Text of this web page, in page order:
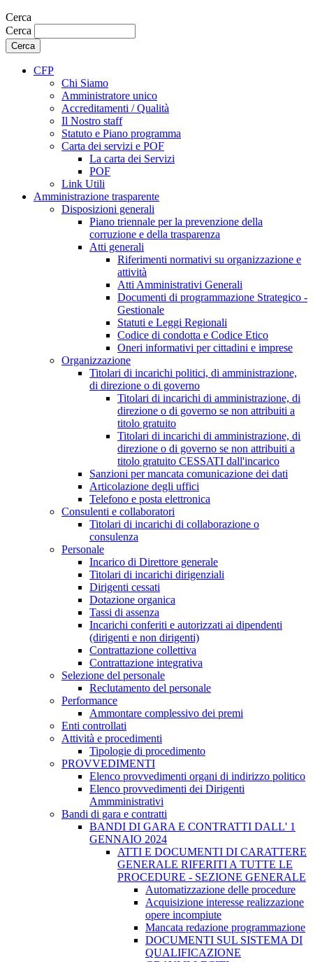
Cerca
Cerca
CFP
Chi Siamo
Amministratore unico
Accreditamenti / Qualità
Il Nostro staff
Statuto e Piano programma
Carta dei servizi e POF
La carta dei Servizi
POF
Link Utili
Amministrazione trasparente
Disposizioni generali
Piano triennale per la prevenzione della
corruzione e della trasparenza
Atti generali
Riferimenti normativi su organizzazione e
attività
Atti Amministrativi Generali
Documenti di programmazione Strategico -
Gestionale
Statuti e Leggi Regionali
Codice di condotta e Codice Etico
Oneri informativi per cittadini e imprese
Organizzazione
Titolari di incarichi politici, di amministrazione,
di direzione o di governo
Titolari di incarichi di amministrazione, di
direzione o di governo se non attribuiti a
titolo gratuito
Titolari di incarichi di amministrazione, di
direzione o di governo se non attribuiti a
titolo gratuito CESSATI dall'incarico
Sanzioni per mancata comunicazione dei dati
Articolazione degli uffici
Telefono e posta elettronica
Consulenti e collaboratori
Titolari di incarichi di collaborazione o
consulenza
Personale
Incarico di Direttore generale
Titolari di incarichi dirigenziali
Dirigenti cessati
Dotazione organica
Tassi di assenza
Incarichi conferiti e autorizzati ai dipendenti
(dirigenti e non dirigenti)
Contrattazione collettiva
Contrattazione integrativa
Selezione del personale
Reclutamento del personale
Performance
Ammontare complessivo dei premi
Enti controllati
Attività e procedimenti
Tipologie di procedimento
PROVVEDIMENTI
Elenco provvedimenti organi di indirizzo politico
Elenco provvedimenti dei Dirigenti
Ammministrativi
Bandi di gara e contratti
BANDI DI GARA E CONTRATTI DALL' 1
GENNAIO 2024
ATTI E DOCUMENTI DI CARATTERE
GENERALE RIFERITI A TUTTE LE
PROCEDURE - SEZIONE GENERALE
Automatizzazione delle procedure
Acquisizione interesse realizzazione
opere incompiute
Mancata redazione programmazione
DOCUMENTI SUL SISTEMA DI
QUALIFICAZIONE